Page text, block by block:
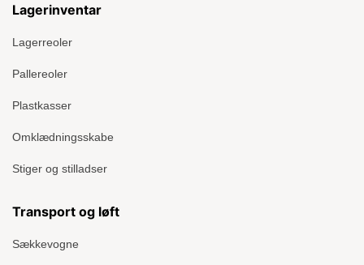
Lagerinventar
Lagerreoler
Pallereoler
Plastkasser
Omklædningsskabe
Stiger og stilladser
Transport og løft
Sækkevogne